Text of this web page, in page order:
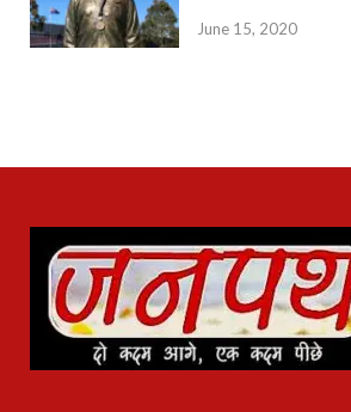
June 15, 2020